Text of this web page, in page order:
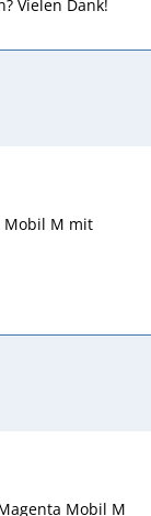
Vielen Dank!
Mobil M mit
Mobil M